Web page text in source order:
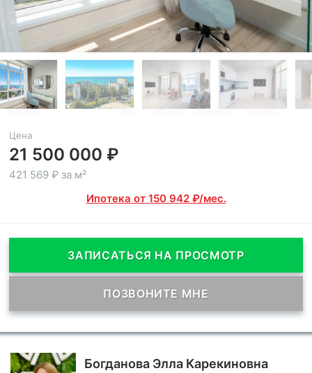
Цена
21 500 000 ₽
421 569 ₽ за м²
Ипотека от 150 942 ₽/мес.
ЗАПИСАТЬСЯ НА ПРОСМОТР
ПОЗВОНИТЕ МНЕ
Богданова Элла Карекиновна